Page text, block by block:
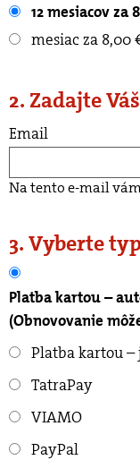
12 mesiacov za
mesiac za 8,00
2. Zadajte
Email
Na tento e-mail
3. Vyberte
Platba kartou –
(Obnovovanie
Platba kartou
TatraPay
VIAMO
PayPal